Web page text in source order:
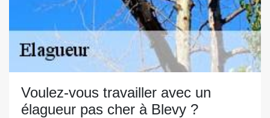
Voulez-vous travailler avec un
élagueur pas cher à Blevy ?